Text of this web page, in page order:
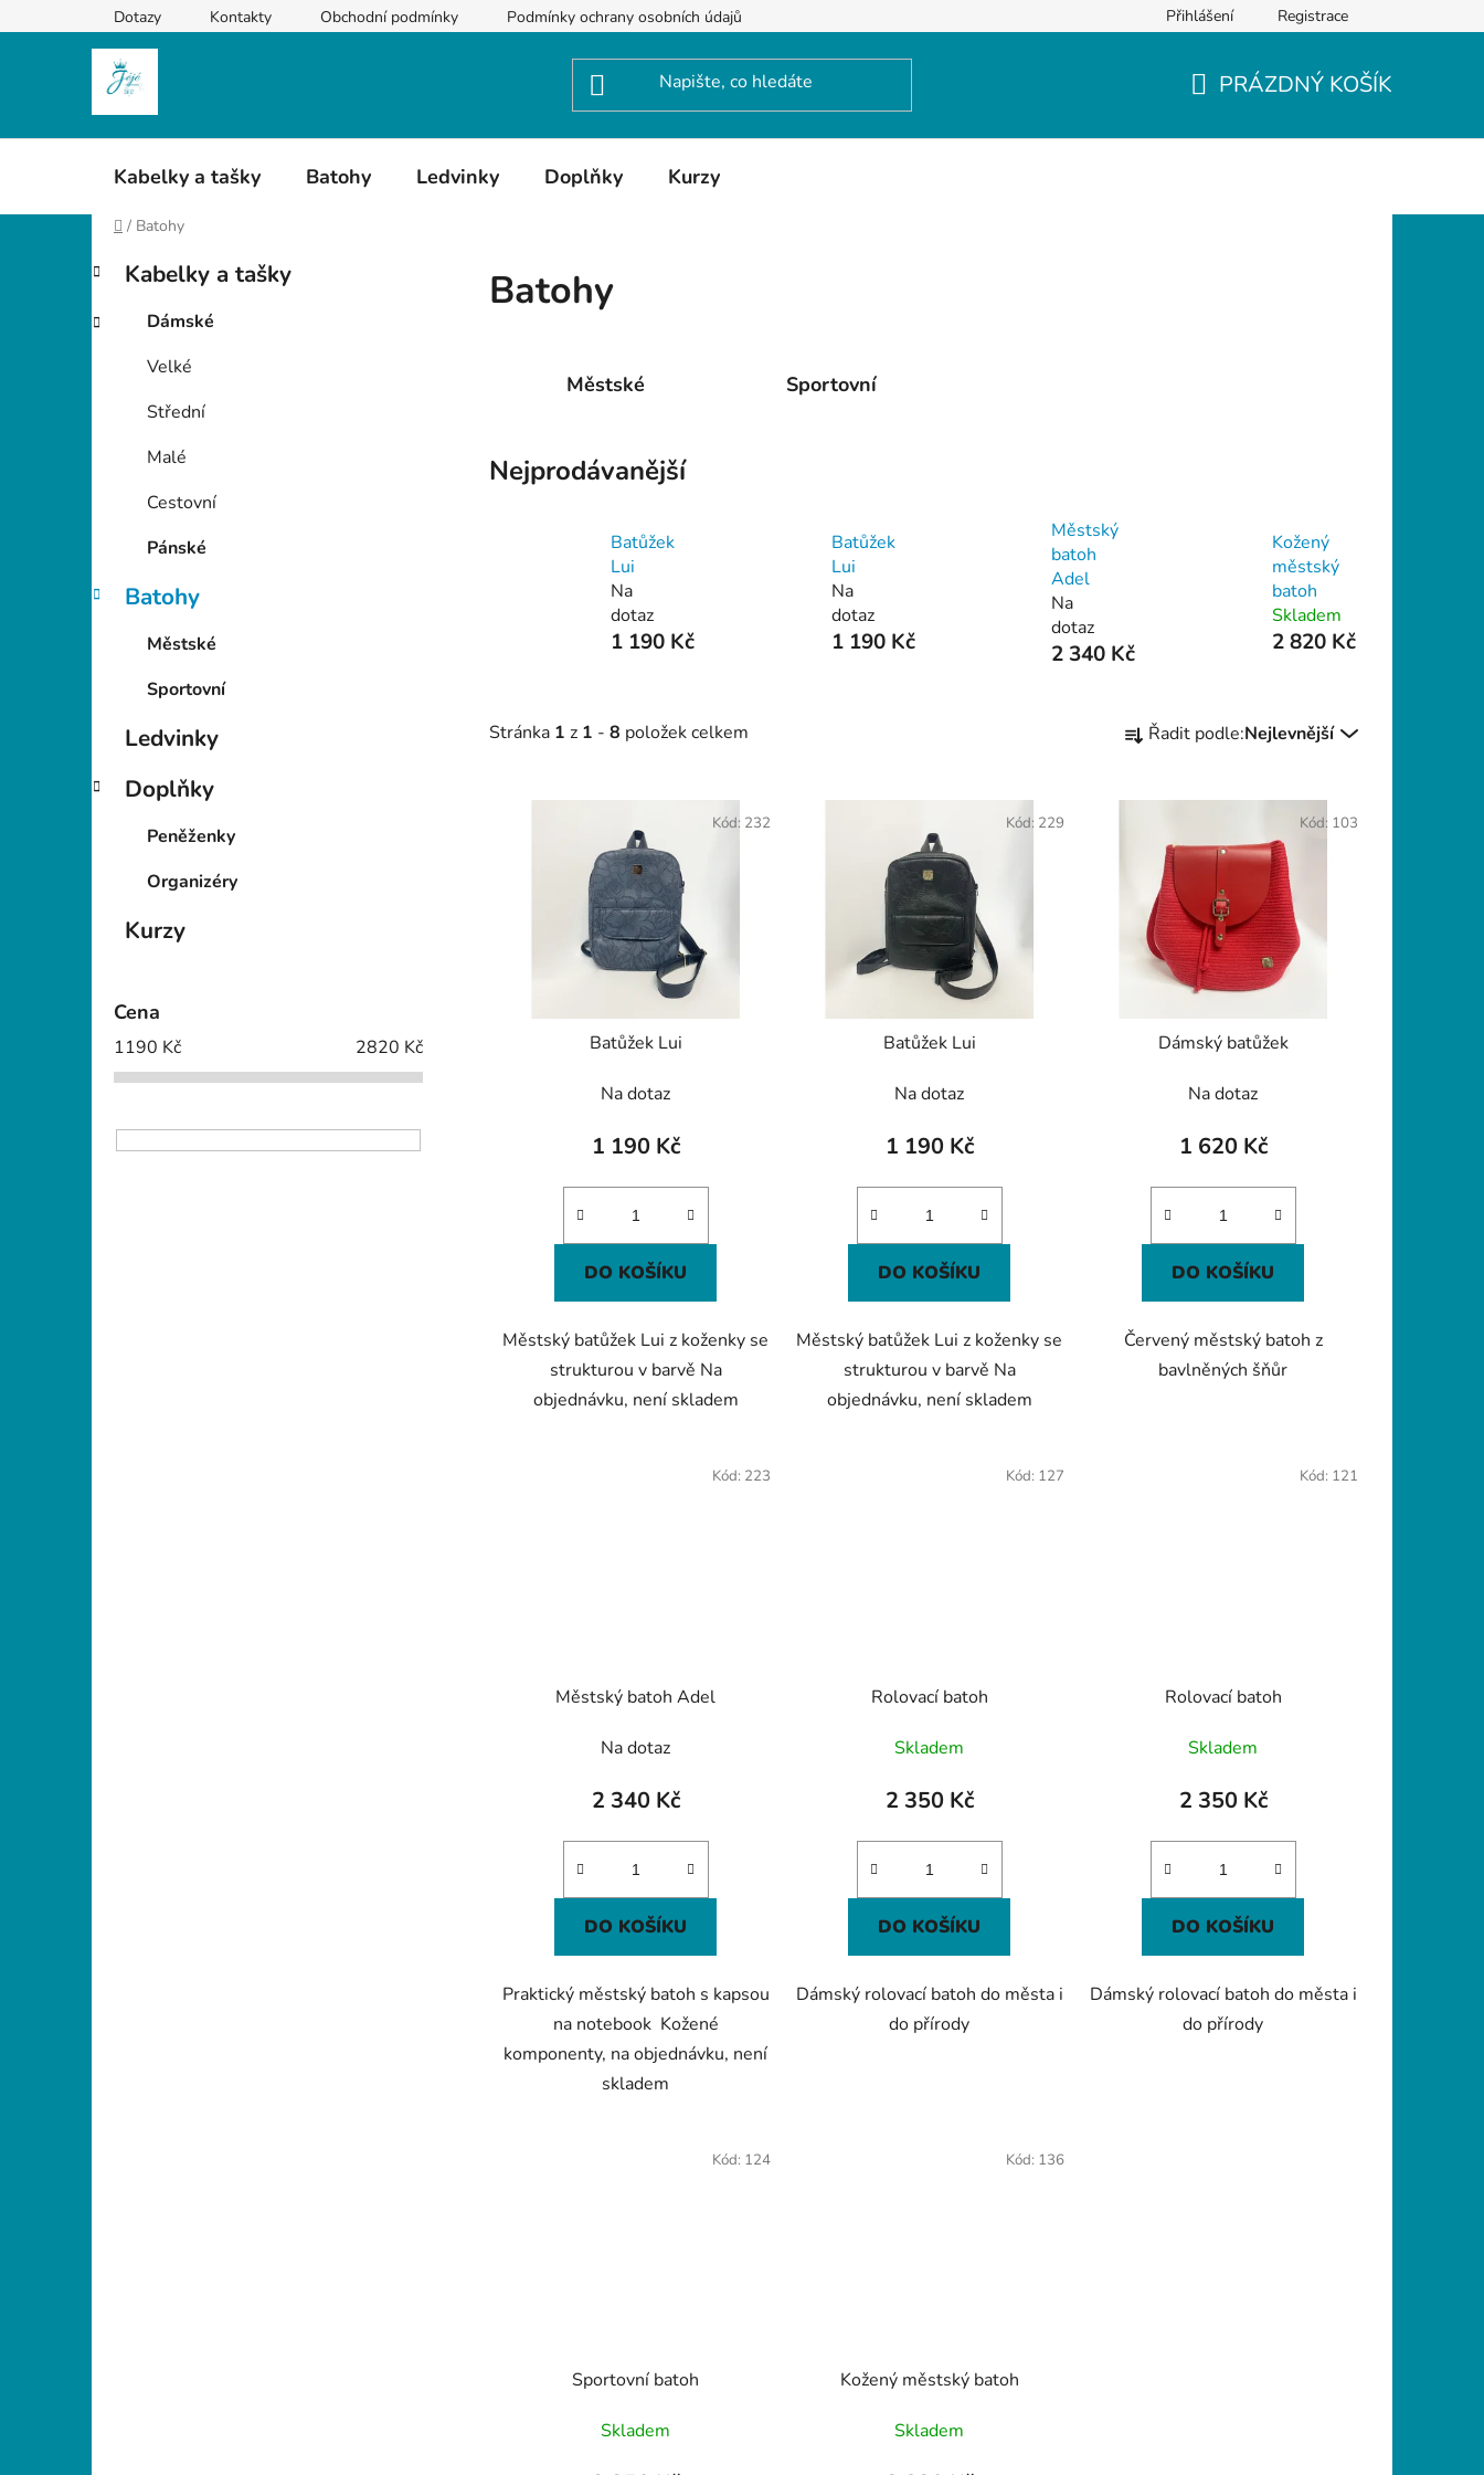
na
Dotazy Kontakty Obchodní podmínky Podmínky ochrany osobních údajů Přihlášení Registrace
PRÁZDNÝ KOŠÍK
Kabelky a tašky Batohy Ledvinky Doplňky Kurzy
Domů
/ Batohy
P
s
e
Přeskočit
kategorie
K
a
e
Kabelky a tašky
Dámské
Velké
Střední
Malé
Cestovní
Pánské
Batohy
Městské
Sportovní
Ledvinky
Doplňky
Peněženky
Organizéry
Kurzy
Cena
1190 Kč 2820 Kč
Batohy
Městské Sportovní
Nejprodávanější
Batůžek
Lui
Na
dotaz
1 190 Kč
Batůžek
Lui
Na
dotaz
1 190 Kč
Městský
batoh
Adel
Na
dotaz
2 340 Kč
Kožený
městský
batoh
Skladem
2 820 Kč
Stránka 1 z 1 - 8 položek celkem
a
e
Řadit podle:Nejlevnější
Batůžek Lui
Na dotaz
1 190 Kč
DO KOŠÍKU
Městský batůžek Lui z koženky se
strukturou v barvě Na
objednávku, není skladem
Kód: 232
Batůžek Lui
Na dotaz
1 190 Kč
DO KOŠÍKU
Městský batůžek Lui z koženky se
strukturou v barvě Na
objednávku, není skladem
Kód: 229
Dámský batůžek
Na dotaz
1 620 Kč
DO KOŠÍKU
Červený městský batoh z
bavlněných šňůr
Kód: 103
Městský batoh Adel
Na dotaz
2 340 Kč
DO KOŠÍKU
Praktický městský batoh s kapsou
na notebook Kožené
komponenty, na objednávku, není
skladem
Kód: 223
Rolovací batoh
Skladem
2 350 Kč
DO KOŠÍKU
Dámský rolovací batoh do města i
do přírody
Kód: 127
Rolovací batoh
Skladem
2 350 Kč
DO KOŠÍKU
Dámský rolovací batoh do města i
do přírody
Kód: 121
Sportovní batoh
Skladem
Kód: 124
Kožený městský batoh
Skladem
Kód: 136